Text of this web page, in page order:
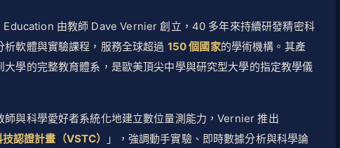
由教師 Dave Vernier 創立，40 多年來持續研發精密科
析軟體與實驗課程，服務全球超過 150 個國家的學術機構。其產
大學的完整教育體系，是歐美頂尖中學與研究型大學的指定教學儀
師與科學愛好者系統化地建立數位量測能力，Vernier 推出
認證計畫（VSTC）
」，強調動手實驗、即時數據分析與科學論